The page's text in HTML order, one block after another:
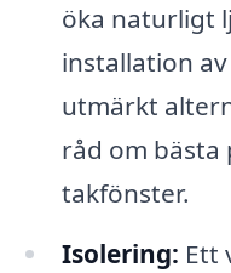
öka naturligt
installation
utmärkt
råd om bästa
takfönster.
Isolering: Ett